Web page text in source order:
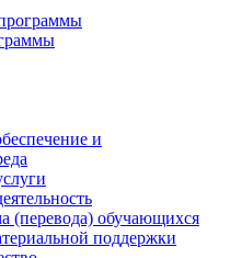
и
(перевода) обучающихся
поддержки